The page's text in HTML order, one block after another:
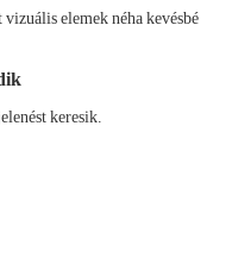
elemek néha kevésbé
keresik.